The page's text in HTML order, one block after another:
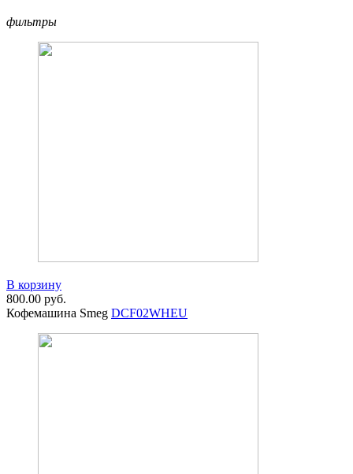
фильтры
В корзину
800.00 руб.
Кофемашина Smeg DCF02WHEU